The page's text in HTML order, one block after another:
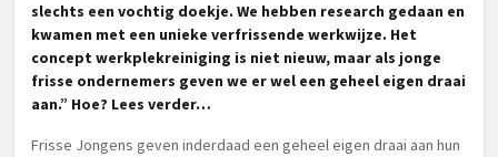
slechts een vochtig doekje. We hebben research gedaan en
kwamen met een unieke verfrissende werkwijze. Het
concept werkplekreiniging is niet nieuw, maar als jonge
frisse ondernemers geven we er wel een geheel eigen draai
aan.” Hoe? Lees verder…
Frisse Jongens geven inderdaad een geheel eigen draai aan hun